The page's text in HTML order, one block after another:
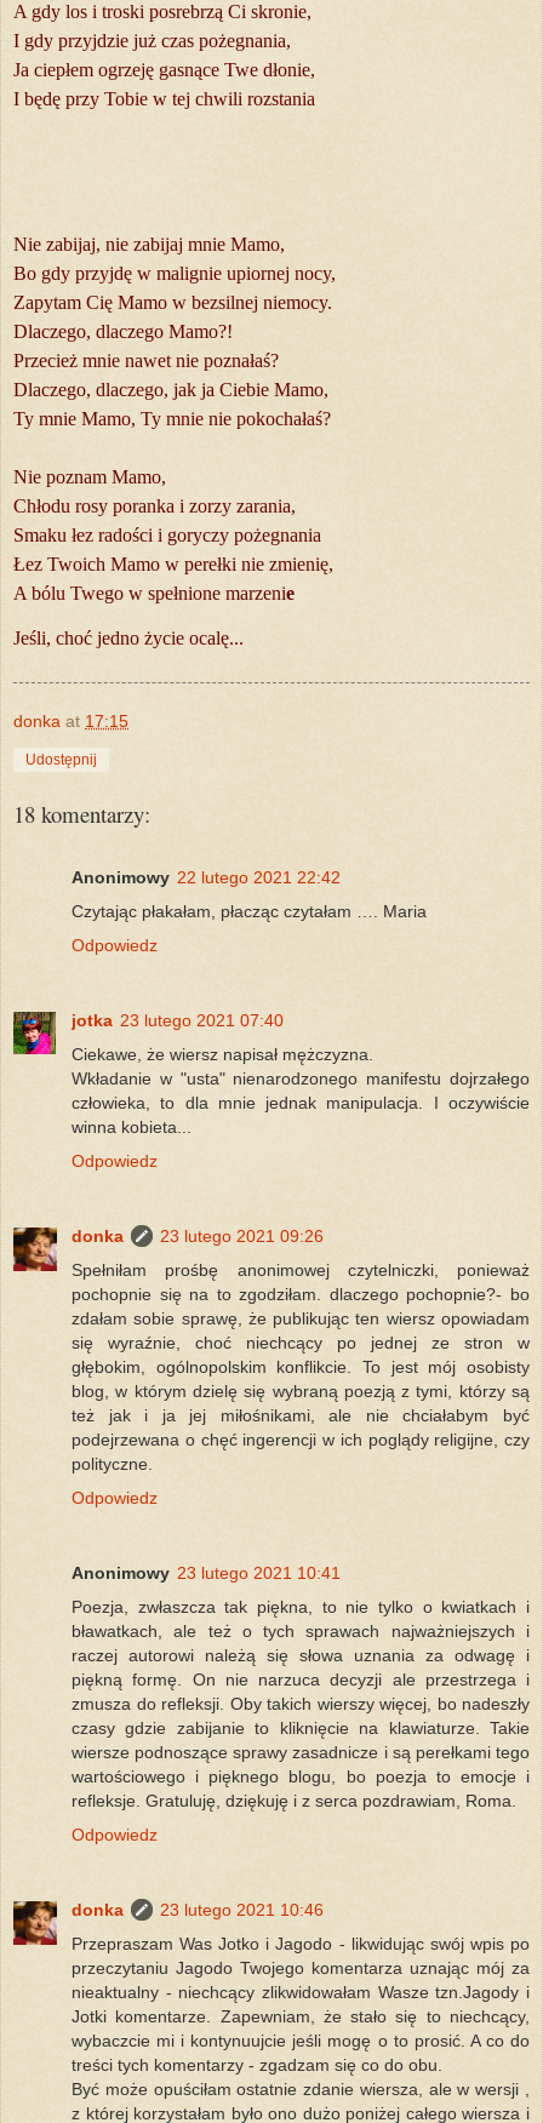
A gdy los i troski posrebrzą Ci skronie,
I gdy przyjdzie już czas pożegnania,
Ja ciepłem ogrzeję gasnące Twe dłonie,
I będę przy Tobie w tej chwili rozstania
Nie zabijaj, nie zabijaj mnie Mamo,
Bo gdy przyjdę w malignie upiornej nocy,
Zapytam Cię Mamo w bezsilnej niemocy.
Dlaczego, dlaczego Mamo?!
Przecież mnie nawet nie poznałaś?
Dlaczego, dlaczego, jak ja Ciebie Mamo,
Ty mnie Mamo, Ty mnie nie pokochałaś?
Nie poznam Mamo,
Chłodu rosy poranka i zorzy zarania,
Smaku łez radości i goryczy pożegnania
Łez Twoich Mamo w perełki nie zmienię,
A bólu Twego w spełnione marzenie
Jeśli, choć jedno życie ocalę...
donka at 17:15
Udostępnij
18 komentarzy:
Anonimowy 22 lutego 2021 22:42
Czytając płakałam, płacząc czytałam …. Maria
Odpowiedz
jotka 23 lutego 2021 07:40
Ciekawe, że wiersz napisał mężczyzna.
Wkładanie w "usta" nienarodzonego manifestu dojrzałego
człowieka, to dla mnie jednak manipulacja. I oczywiście
winna kobieta...
Odpowiedz
donka
23 lutego 2021 09:26
Spełniłam prośbę anonimowej czytelniczki, ponieważ
pochopnie się na to zgodziłam. dlaczego pochopnie?- bo
zdałam sobie sprawę, że publikując ten wiersz opowiadam
się wyraźnie, choć niechcący po jednej ze stron w
głębokim, ogólnopolskim konflikcie. To jest mój osobisty
blog, w którym dzielę się wybraną poezją z tymi, którzy są
też jak i ja jej miłośnikami, ale nie chciałabym być
podejrzewana o chęć ingerencji w ich poglądy religijne, czy
polityczne.
Odpowiedz
Anonimowy 23 lutego 2021 10:41
Poezja, zwłaszcza tak piękna, to nie tylko o kwiatkach i
bławatkach, ale też o tych sprawach najważniejszych i
raczej autorowi należą się słowa uznania za odwagę i
piękną formę. On nie narzuca decyzji ale przestrzega i
zmusza do refleksji. Oby takich wierszy więcej, bo nadeszły
czasy gdzie zabijanie to kliknięcie na klawiaturze. Takie
wiersze podnoszące sprawy zasadnicze i są perełkami tego
wartościowego i pięknego blogu, bo poezja to emocje i
refleksje. Gratuluję, dziękuję i z serca pozdrawiam, Roma.
Odpowiedz
donka
23 lutego 2021 10:46
Przepraszam Was Jotko i Jagodo - likwidując swój wpis po
przeczytaniu Jagodo Twojego komentarza uznając mój za
nieaktualny - niechcący zlikwidowałam Wasze tzn.Jagody i
Jotki komentarze. Zapewniam, że stało się to niechcący,
wybaczcie mi i kontynuujcie jeśli mogę o to prosić. A co do
treści tych komentarzy - zgadzam się co do obu.
Być może opuściłam ostatnie zdanie wiersza, ale w wersji ,
z której korzystałam było ono dużo poniżej całego wiersza i